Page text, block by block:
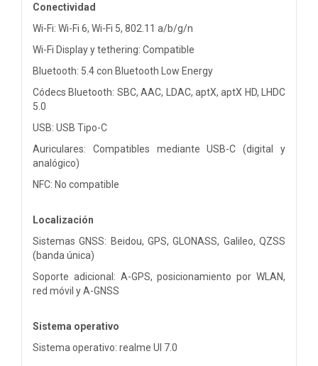
Conectividad
Wi-Fi: Wi-Fi 6, Wi-Fi 5, 802.11 a/b/g/n
Wi-Fi Display y tethering: Compatible
Bluetooth: 5.4 con Bluetooth Low Energy
Códecs Bluetooth: SBC, AAC, LDAC, aptX, aptX HD, LHDC
5.0
USB: USB Tipo-C
Auriculares: Compatibles mediante USB-C (digital y
analógico)
NFC: No compatible
Localización
Sistemas GNSS: Beidou, GPS, GLONASS, Galileo, QZSS
(banda única)
Soporte adicional: A-GPS, posicionamiento por WLAN,
red móvil y A-GNSS
Sistema operativo
Sistema operativo: realme UI 7.0